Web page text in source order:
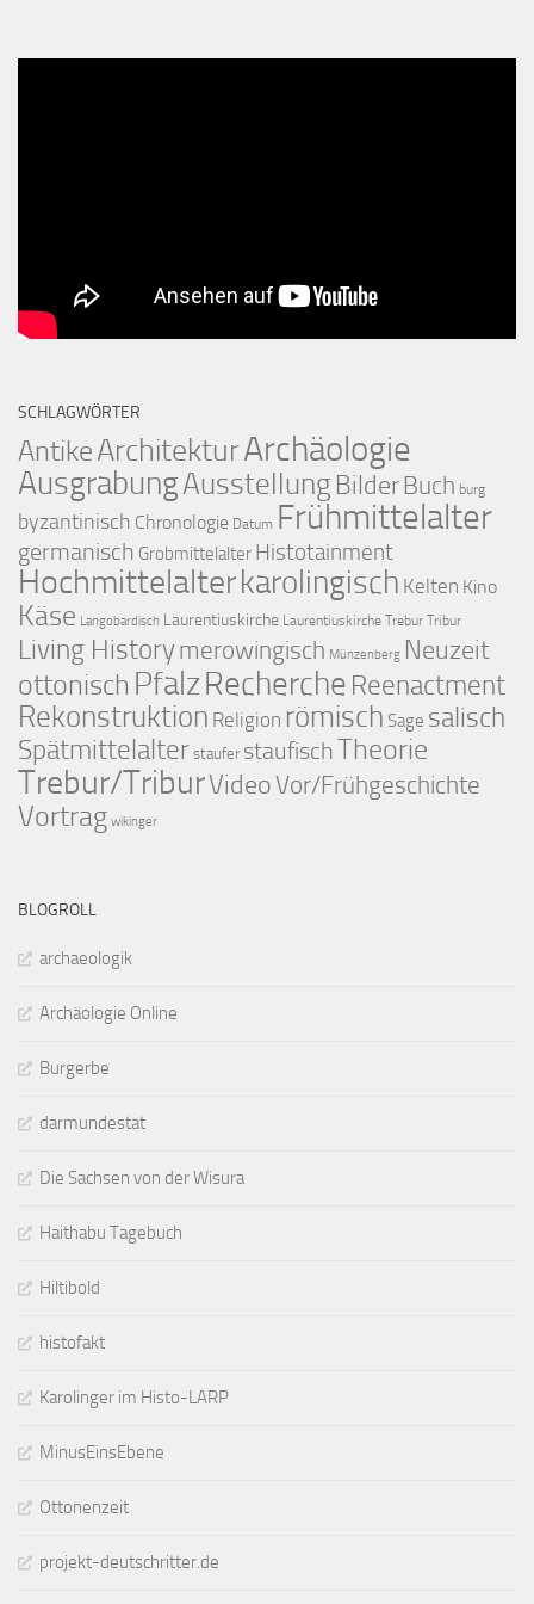
SCHLAGWÖRTER
AntikeArchitekturArchäologie
AusgrabungAusstellungBilder Buch burg
byzantinisch Chronologie Datum Frühmittelalter
germanisch Grobmittelalter Histotainment
Hochmittelalterkarolingisch Kelten Kino
Käse Langobardisch Laurentiuskirche Laurentiuskirche Trebur Tribur
Living Historymerowingisch Münzenberg Neuzeit
ottonisch PfalzRecherche Reenactment
Rekonstruktion Religion römisch Sage salisch
Spätmittelalter staufer staufischTheorie
Trebur/TriburVideoVor/Frühgeschichte
Vortrag wikinger
BLOGROLL
archaeologik
Archäologie Online
Burgerbe
darmundestat
Die Sachsen von der Wisura
Haithabu Tagebuch
Hiltibold
histofakt
Karolinger im Histo-LARP
MinusEinsEbene
Ottonenzeit
projekt-deutschritter.de